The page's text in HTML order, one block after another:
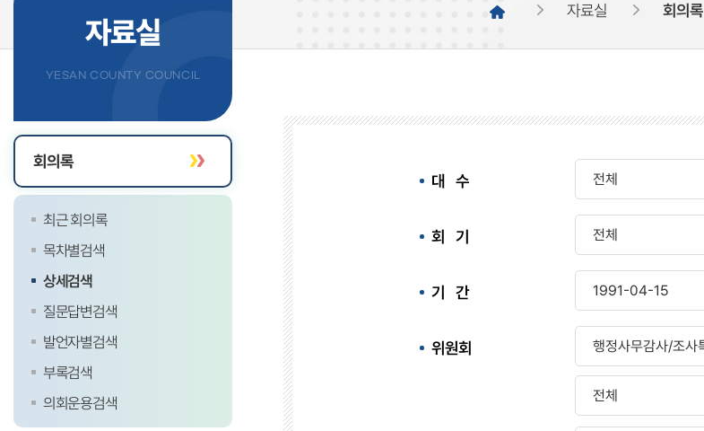
자료실
YESAN COUNTY COUNCIL
회의록
최근 회의록
목차별검색
상세검색
질문답변검색
발언자별검색
부록검색
의회운용검색
자료실 회의록
대 수
회 기
기 간
위원회